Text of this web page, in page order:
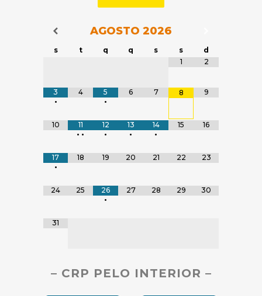
Navegação do Calendário
AGOSTO 2026
s t q q s s
d
1
2
3
•
4
5
•
6 7 8 9
10
11
• •
12
•
13
•
14
•
15 16
17
•
18 19 20 21 22 23
24 25
26
•
27 28 29 30
31
– CRP PELO INTERIOR –